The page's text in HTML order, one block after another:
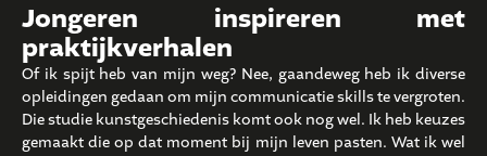
Jongeren inspireren met
praktijkverhalen
Of ik spijt heb van mijn weg? Nee, gaandeweg heb ik diverse
opleidingen gedaan om mijn communicatie skills te vergroten.
Die studie kunstgeschiedenis komt ook nog wel. Ik heb keuzes
gemaakt die op dat moment bij mijn leven pasten. Wat ik wel